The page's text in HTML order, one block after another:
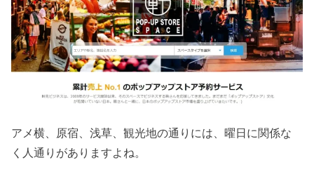
アメ横、原宿、浅草、観光地の通りには、曜日に関係な
く人通りがありますよね。